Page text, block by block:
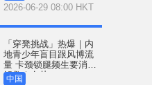
2026-06-29 08:00 HKT
「穿凳挑战」热爆｜内
地青少年盲目跟风博流
量 卡颈锁腿频生要消防
解救｜有片
中国